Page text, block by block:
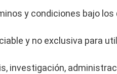
y condiciones bajo
y no exclusiva para
investigación,